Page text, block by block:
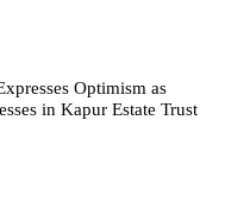
Optimism as
in Kapur Estate Trust